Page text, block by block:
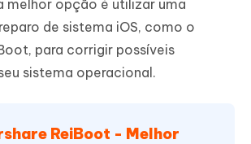
melhor opção é utilizar uma
de sistema iOS, como o
para corrigir possíveis
sistema operacional.
ReiBoot - Melhor